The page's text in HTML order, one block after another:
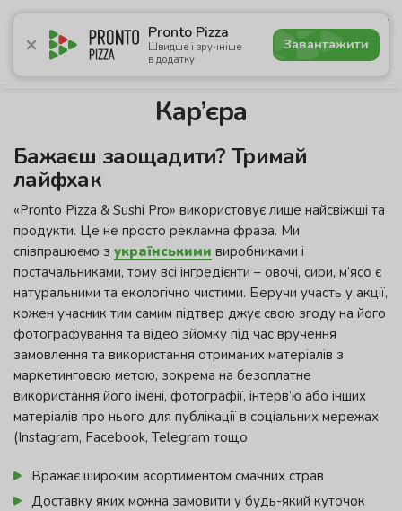
Pronto Pizza
Швидше і зручніше
в додатку
Завантажити
5.0
Акції Піца Суші Сети Бургери Комбо
Кар’єра
Бажаєш заощадити? Тримай
лайфхак
«Pronto Pizza & Sushi Pro» використовує лише найсвіжіші та
продукти. Це не просто рекламна фраза. Ми
співпрацюємо з українськими виробниками і
постачальниками, тому всі інгредієнти – овочі, сири, м’ясо є
натуральними та екологічно чистими. Беручи участь у акції,
кожен учасник тим самим підтвер джує свою згоду на його
фотографування та відео зйомку під час вручення
замовлення та використання отриманих матеріалів з
маркетинговою метою, зокрема на безоплатне
використання його імені, фотографії, інтерв’ю або інших
матеріалів про нього для публікації в соціальних мережах
(Instagram, Facebook, Telegram тощо
Вражає широким асортиментом смачних страв
Доставку яких можна замовити у будь-який куточок